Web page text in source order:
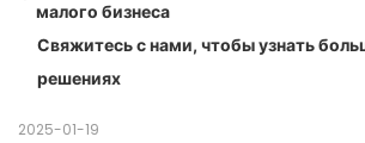
3. Управление взаимоотношениями с
4. Интеграция обработки платежей
5. Функции безопасности
2. Элегантный и современный дизайн
3. Рассеивание тепла и работа без
4. Возможности настройки
малого бизнеса
1. Оцените потребности вашего
2. Учитывайте масштабируемость
Свяжитесь с нами, чтобы узнать
решениях
2025-01-19